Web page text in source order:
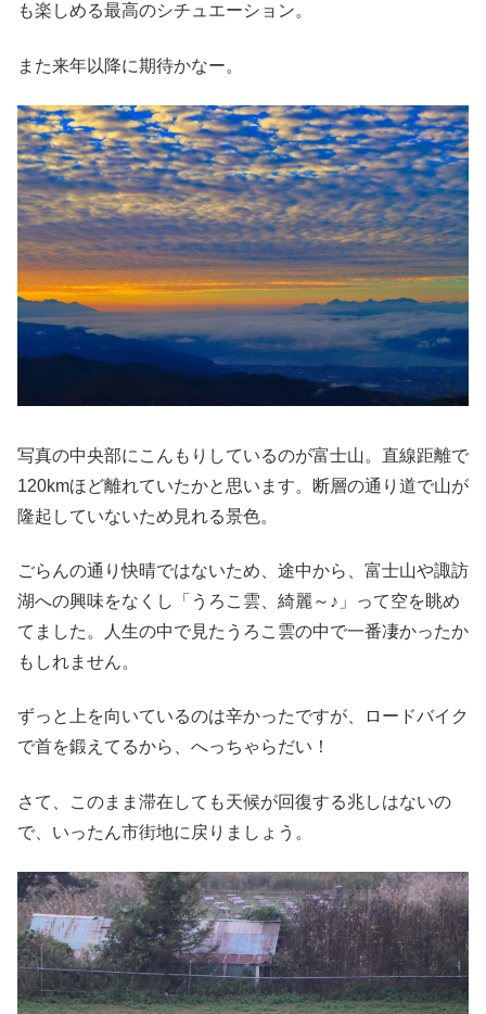
も楽しめる最高のシチュエーション。
また来年以降に期待かなー。
写真の中央部にこんもりしているのが富士山。直線距離で
120kmほど離れていたかと思います。断層の通り道で山が
隆起していないため見れる景色。
ごらんの通り快晴ではないため、途中から、富士山や諏訪
湖への興味をなくし「うろこ雲、綺麗～♪」って空を眺め
てました。人生の中で見たうろこ雲の中で一番凄かったか
もしれません。
ずっと上を向いているのは辛かったですが、ロードバイク
で首を鍛えてるから、へっちゃらだい！
さて、このまま滞在しても天候が回復する兆しはないの
で、いったん市街地に戻りましょう。